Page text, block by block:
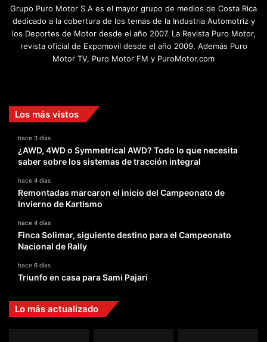
Grupo Puro Motor S.A es el mayor grupo de medios de Costa Rica
dedicado a la cobertura de los temas de la Industria Automotriz y
los Deportes de Motor desde el año 2007. La Revista Puro Motor,
revista oficial de Expomovil desde el año 2009. Además Puro
Motor TV, Puro Motor FM y PuroMotor.com
Los más vistos
hace 3 días
¿AWD, 4WD o Symmetrical AWD? Todo lo que necesita
saber sobre los sistemas de tracción integral
hace 4 días
Remontadas marcaron el inicio del Campeonato de
Invierno de Kartismo
hace 4 días
Finca Solimar, siguiente destino para el Campeonato
Nacional de Rally
hace 6 días
Triunfo en casa para Sami Pajari
Lo más actualizado